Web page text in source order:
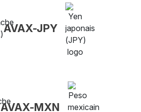
AVAX-JPY
AVAX-MXN